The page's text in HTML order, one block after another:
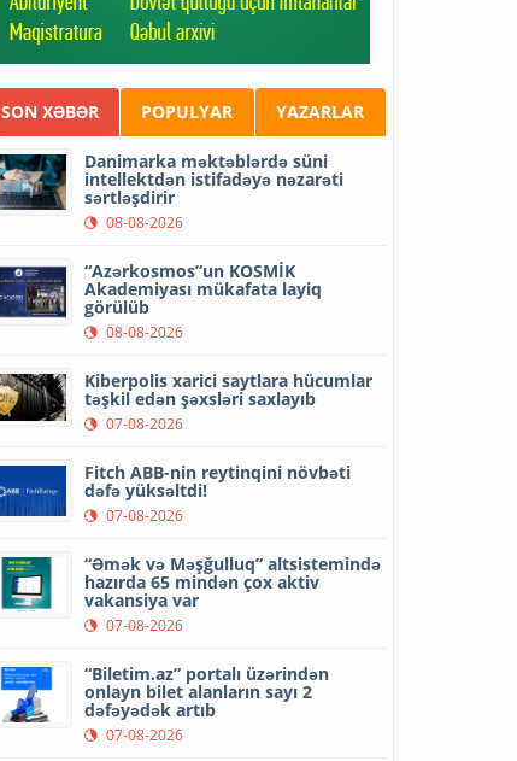
SON XƏBƏR POPULYAR YAZARLAR
Danimarka məktəblərdə süni
intellektdən istifadəyə nəzarəti
sərtləşdirir
08-08-2026
“Azərkosmos”un KOSMİK
Akademiyası mükafata layiq
görülüb
08-08-2026
Kiberpolis xarici saytlara hücumlar
təşkil edən şəxsləri saxlayıb
07-08-2026
Fitch ABB-nin reytinqini növbəti
dəfə yüksəltdi!
07-08-2026
“Əmək və Məşğulluq” altsistemində
hazırda 65 mindən çox aktiv
vakansiya var
07-08-2026
“Biletim.az” portalı üzərindən
onlayn bilet alanların sayı 2
dəfəyədək artıb
07-08-2026